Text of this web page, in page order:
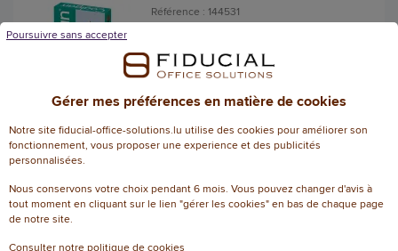
Référence : 144531
(9,03 € TTC)
EN STOCK, LIVRÉ EN 24/48H
bande cohésive 8cm x 2m
Gérer mes préférences en matière de cookies
Notre site fiducial-office-solutions.lu utilise des cookies pour améliorer son
fonctionnement, vous proposer une experience et des publicités
personnalisées.
Nous conservons votre choix pendant 6 mois. Vous pouvez changer d'avis à
tout moment en cliquant sur le lien "gérer les cookies" en bas de chaque page
de notre site.
Consulter notre politique de cookies
Poursuivre sans accepter